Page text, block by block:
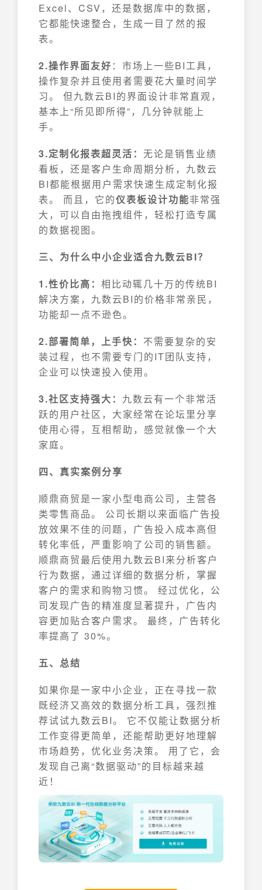
Excel、CSV，还是数据库中的数据，
它都能快速整合，生成一目了然的报
表。
2.操作界面友好 ：市场上一些BI工具，
操作复杂并且使用者需要花大量时间学
习。 但九数云BI的界面设计非常直观，
基本上“所见即所得”，几分钟就能上
手。
3.定制化报表超灵活： 无论是销售业绩
看板，还是客户生命周期分析，九数云
BI都能根据用户需求快速生成定制化报
表。 而且，它的仪表板设计功能非常强
大，可以自由拖拽组件，轻松打造专属
的数据视图。
三、为什么中小企业适合九数云BI？
1.性价比高： 相比动辄几十万的传统BI
解决方案，九数云BI的价格非常亲民，
功能却一点不逊色。
2.部署简单，上手快： 不需要复杂的安
装过程，也不需要专门的IT团队支持，
企业可以快速投入使用。
3.社区支持强大： 九数云有一个非常活
跃的用户社区，大家经常在论坛里分享
使用心得，互相帮助，感觉就像一个大
家庭。
四、真实案例分享
顺鼎商贸是一家小型电商公司，主营各
类零售商品。 公司长期以来面临广告投
放效果不佳的问题，广告投入成本高但
转化率低，严重影响了公司的销售额。
顺鼎商贸最后使用九数云BI来分析客户
行为数据，通过详细的数据分析，掌握
客户的需求和购物习惯。 经过优化，公
司发现广告的精准度显著提升，广告内
容更加贴合客户需求。 最终，广告转化
率提高了 30%。
五、总结
如果你是一家中小企业，正在寻找一款
既经济又高效的数据分析工具，强烈推
荐试试九数云BI。 它不仅能让数据分析
工作变得更简单，还能帮助更好地理解
市场趋势，优化业务决策。 用了它，会
发现自己离“数据驱动”的目标越来越
近！